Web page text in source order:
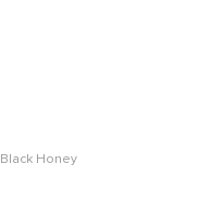
Black Honey